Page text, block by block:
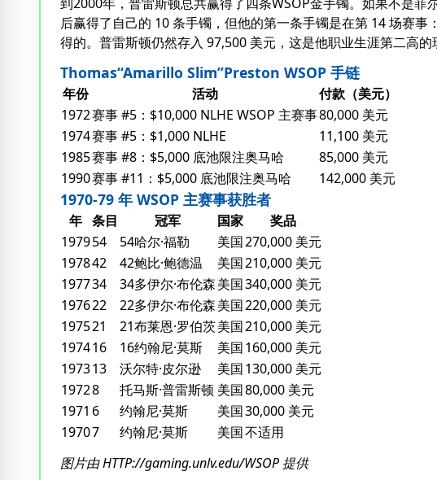
后赢得了自己的 10 条手镯，但他的第一条手镯是在第 14 场赛
得的。普雷斯顿仍然存入 97,500 美元，这是他职业生涯第二高的
Thomas“Amarillo Slim”Preston WSOP 手链
年份 活动
付款（美元）
1972赛事 #5：$10,000 NLHE WSOP 主赛事80,000 美元
1974赛事 #5：$1,000 NLHE
11,100 美元
1985赛事 #8：$5,000 底池限注奥马哈
85,000 美元
1990赛事 #11：$5,000 底池限注奥马哈 142,000 美元
1970-79 年 WSOP 主赛事获胜者
年 条目 冠军 国家
奖品
197954 54哈尔·福勒 美国270,000 美元
197842 42鲍比·鲍德温 美国210,000 美元
197734 34多伊尔·布伦森美国340,000 美元
197622 22多伊尔·布伦森美国220,000 美元
197521 21布莱恩·罗伯茨美国210,000 美元
197416 16约翰尼·莫斯 美国160,000 美元
197313 沃尔特·皮尔逊 美国130,000 美元
19728 托马斯·普雷斯顿 美国80,000 美元
1971 6 约翰尼·莫斯 美国30,000 美元
19707 约翰尼·莫斯 美国不适用
图片由 HTTP://gaming.unlv.edu/WSOP 提供